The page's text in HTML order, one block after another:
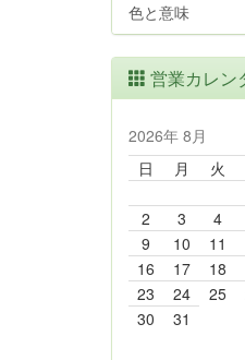
色と意味
営業カレン
2026年 8月
日
月 火
2
3 4
9
10 11
16
17 18
23
24 25
30
31